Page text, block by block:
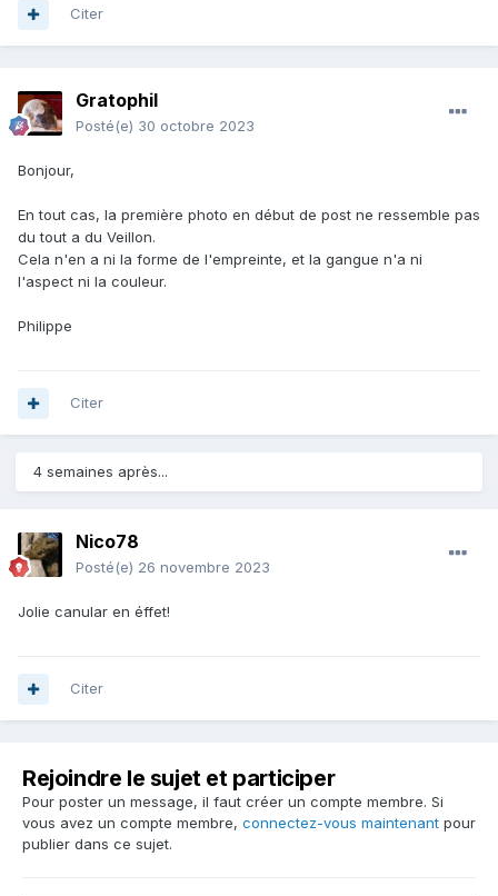
Citer
Gratophil
Posté(e) 30 octobre 2023
Bonjour,
En tout cas, la première photo en début de post ne ressemble pas
du tout a du Veillon.
Cela n'en a ni la forme de l'empreinte, et la gangue n'a ni
l'aspect ni la couleur.
Philippe
Citer
4 semaines après...
Nico78
Posté(e) 26 novembre 2023
Jolie canular en éffet!
Citer
Rejoindre le sujet et participer
Pour poster un message, il faut créer un compte membre. Si
vous avez un compte membre, connectez-vous maintenant pour
publier dans ce sujet.